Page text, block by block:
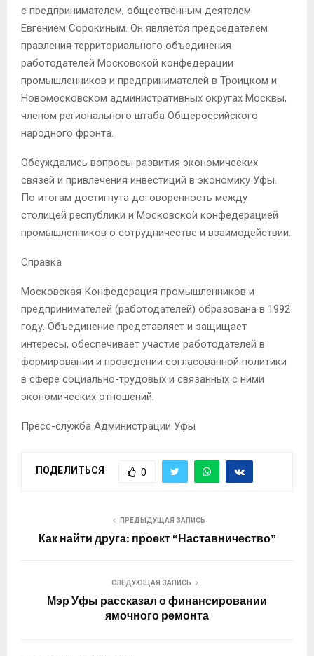
с предпринимателем, общественным деятелем
Евгением Сорокиным. Он является председателем
правления территориального объединения
работодателей Московской конфедерации
промышленников и предпринимателей в Троицком и
Новомосковском административных округах Москвы,
членом регионального штаба Общероссийского
народного фронта.
Обсуждались вопросы развития экономических
связей и привлечения инвестиций в экономику Уфы.
По итогам достигнута договоренность между
столицей республики и Московской конфедерацией
промышленников о сотрудничестве и взаимодействии.
Справка
Московская Конфедерация промышленников и
предпринимателей (работодателей) образована в 1992
году. Объединение представляет и защищает
интересы, обеспечивает участие работодателей в
формировании и проведении согласованной политики
в сфере социально-трудовых и связанных с ними
экономических отношений.
Пресс-служба Администрации Уфы
ПОДЕЛИТЬСЯ 0
ПРЕДЫДУЩАЯ ЗАПИСЬ
Как найти друга: проект “Наставничество”
СЛЕДУЮЩАЯ ЗАПИСЬ
Мэр Уфы рассказал о финансировании
ямочного ремонта